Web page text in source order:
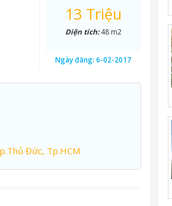
13 Triệu
Diện tích:48 m2
Ngày đăng:6-02-2017
Đức, Tp.HCM